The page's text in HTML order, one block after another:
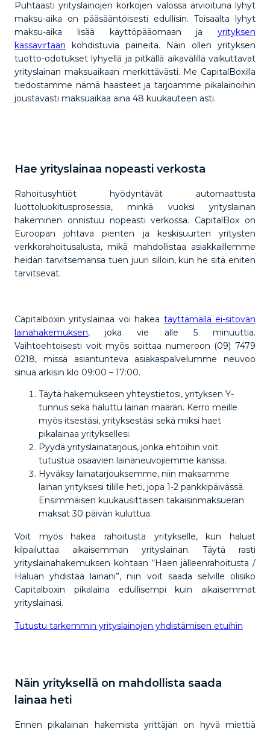
Puhtaasti yrityslainojen korkojen valossa arvioituna lyhyt
maksu-aika on pääsääntöisesti edullisin. Toisaalta lyhyt
maksu-aika lisää käyttöpääomaan ja yrityksen
kassavirtaan kohdistuvia paineita. Näin ollen yrityksen
tuotto-odotukset lyhyellä ja pitkällä aikavälillä vaikuttavat
yrityslainan maksuaikaan merkittävästi. Me CapitalBoxilla
tiedostamme nämä haasteet ja tarjoamme pikalainoihin
joustavasti maksuaikaa aina 48 kuukauteen asti.
Hae yrityslainaa nopeasti verkosta
Rahoitusyhtiöt hyödyntävät automaattista
luottoluokitusprosessia, minkä vuoksi yrityslainan
hakeminen onnistuu nopeasti verkossa. CapitalBox on
Euroopan johtava pienten ja keskisuurten yritysten
verkkorahoitusalusta, mikä mahdollistaa asiakkaillemme
heidän tarvitsemansa tuen juuri silloin, kun he sitä eniten
tarvitsevat.
Capitalboxin yrityslainaa voi hakea täyttämällä ei-sitovan
lainahakemuksen, joka vie alle 5 minuuttia.
Vaihtoehtoisesti voit myös soittaa numeroon (09) 7479
0218, missä asiantunteva asiakaspalvelumme neuvoo
sinua arkisin klo 09:00 – 17:00.
Täytä hakemukseen yhteystietosi, yrityksen Y-
tunnus sekä haluttu lainan määrän. Kerro meille
myös itsestäsi, yrityksestäsi sekä miksi haet
pikalainaa yrityksellesi.
Pyydä yrityslainatarjous, jonka ehtoihin voit
tutustua osaavien lainaneuvojiemme kanssa.
Hyväksy lainatarjouksemme, niin maksamme
lainan yrityksesi tilille heti, jopa 1-2 pankkipäivässä.
Ensimmäisen kuukausittaisen takaisinmaksuerän
maksat 30 päivän kuluttua.
Voit myös hakea rahoitusta yritykselle, kun haluat
kilpailuttaa aikaisemman yrityslainan. Täytä rasti
yrityslainahakemuksen kohtaan “Haen jälleenrahoitusta /
Haluan yhdistää lainani”, niin voit saada selville olisiko
Capitalboxin pikalaina edullisempi kuin aikaisemmat
yrityslainasi.
Tutustu tarkemmin yrityslainojen yhdistämisen etuihin
Näin yrityksellä on mahdollista saada
lainaa heti
Ennen pikalainan hakemista yrittäjän on hyvä miettiä